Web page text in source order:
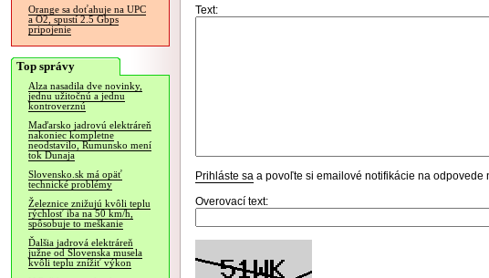
Orange sa doťahuje na UPC
a O2, spustí 2.5 Gbps
pripojenie
Top správy
Alza nasadila dve novinky,
jednu užitočnú a jednu
kontroverznú
Maďarsko jadrovú elektráreň
nakoniec kompletne
neodstavilo, Rumunsko mení
tok Dunaja
Slovensko.sk má opäť
technické problémy
Železnice znižujú kvôli teplu
rýchlosť iba na 50 km/h,
spôsobuje to meškanie
Ďalšia jadrová elektráreň
južne od Slovenska musela
kvôli teplu znížiť výkon
Text:
Prihláste sa a povoľte si emailové notifikácie na odpovede
Overovací text: